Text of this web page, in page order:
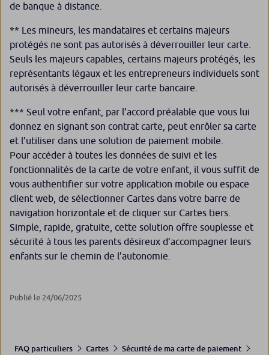
de banque à distance.
** Les mineurs, les mandataires et certains majeurs
protégés ne sont pas autorisés à déverrouiller leur carte.
Seuls les majeurs capables, certains majeurs protégés, les
représentants légaux et les entrepreneurs individuels sont
autorisés à déverrouiller leur carte bancaire.
*** Seul votre enfant, par l’accord préalable que vous lui
donnez en signant son contrat carte, peut enrôler sa carte
et l’utiliser dans une solution de paiement mobile.
Pour accéder à toutes les données de suivi et les
fonctionnalités de la carte de votre enfant, il vous suffit de
vous authentifier sur votre application mobile ou espace
client web, de sélectionner Cartes dans votre barre de
navigation horizontale et de cliquer sur Cartes tiers.
Simple, rapide, gratuite, cette solution offre souplesse et
sécurité à tous les parents désireux d’accompagner leurs
enfants sur le chemin de l’autonomie.
Publié le 24/06/2025
FAQ particuliers Cartes
Sécurité de ma carte de paiement